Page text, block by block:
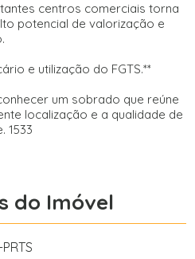
centros comerciais torna
potencial de valorização e
e utilização do FGTS.**
um sobrado que reúne
localização e a qualidade de
1533
do Imóvel